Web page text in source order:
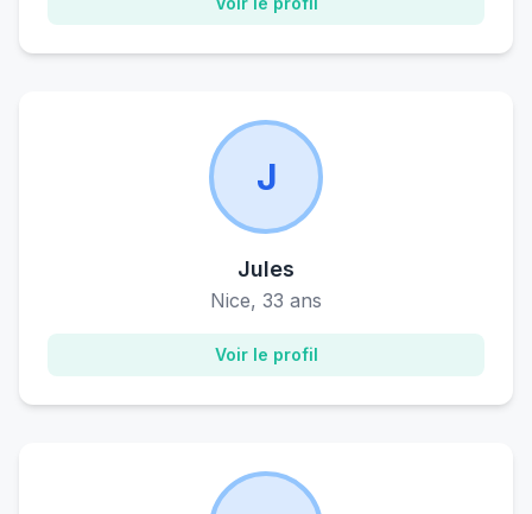
J
Jules
Nice, 33 ans
Voir le profil